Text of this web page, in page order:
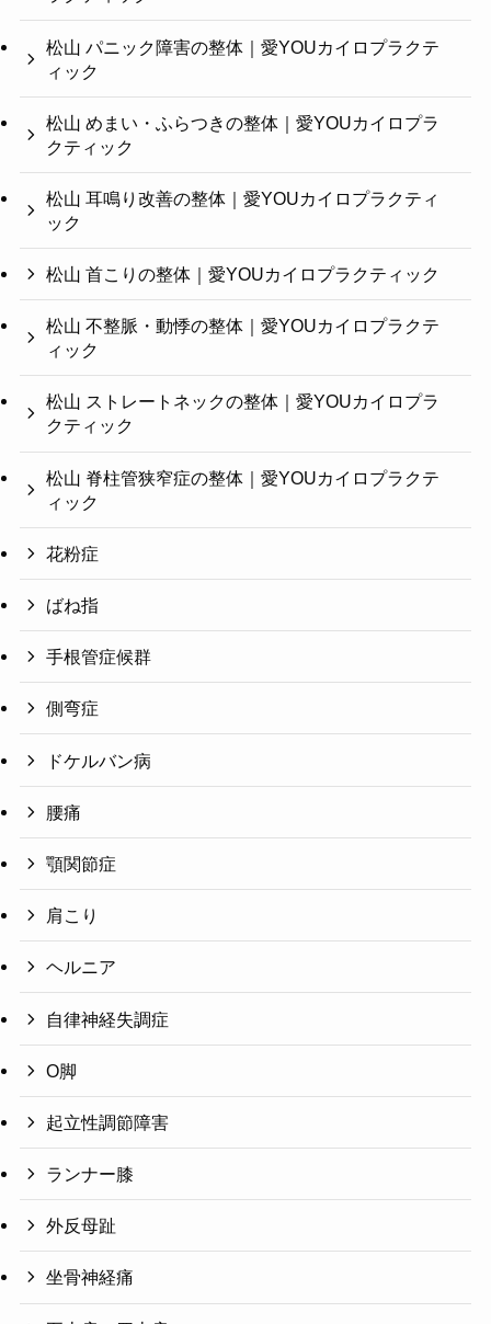
松山 パニック障害の整体｜愛YOUカイロプラクテ
ィック
松山 めまい・ふらつきの整体｜愛YOUカイロプラ
クティック
松山 耳鳴り改善の整体｜愛YOUカイロプラクティ
ック
松山 首こりの整体｜愛YOUカイロプラクティック
松山 不整脈・動悸の整体｜愛YOUカイロプラクテ
ィック
松山 ストレートネックの整体｜愛YOUカイロプラ
クティック
松山 脊柱管狭窄症の整体｜愛YOUカイロプラクテ
ィック
花粉症
ばね指
手根管症候群
側弯症
ドケルバン病
腰痛
顎関節症
肩こり
ヘルニア
自律神経失調症
O脚
起立性調節障害
ランナー膝
外反母趾
坐骨神経痛